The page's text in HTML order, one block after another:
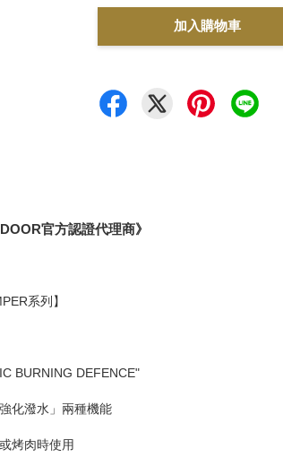
加入購物車
官方認證代理商》
系列】
BURNING DEFENCE"
化潑水」兩種機能
烤肉時使用